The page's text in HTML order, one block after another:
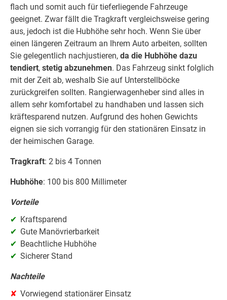
flach und somit auch für tieferliegende Fahrzeuge
geeignet. Zwar fällt die Tragkraft vergleichsweise gering
aus, jedoch ist die Hubhöhe sehr hoch. Wenn Sie über
einen längeren Zeitraum an Ihrem Auto arbeiten, sollten
Sie gelegentlich nachjustieren, da die Hubhöhe dazu
tendiert, stetig abzunehmen. Das Fahrzeug sinkt folglich
mit der Zeit ab, weshalb Sie auf Unterstellböcke
zurückgreifen sollten. Rangierwagenheber sind alles in
allem sehr komfortabel zu handhaben und lassen sich
kräftesparend nutzen. Aufgrund des hohen Gewichts
eignen sie sich vorrangig für den stationären Einsatz in
der heimischen Garage.
Tragkraft: 2 bis 4 Tonnen
Hubhöhe: 100 bis 800 Millimeter
Vorteile
Kraftsparend
Gute Manövrierbarkeit
Beachtliche Hubhöhe
Sicherer Stand
Nachteile
Vorwiegend stationärer Einsatz